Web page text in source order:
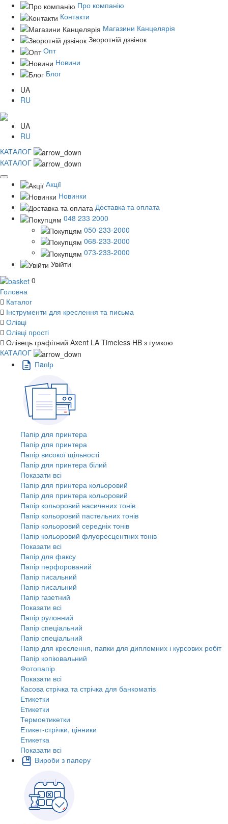
Про компанію
Контакти
Магазини Канцелярія
Зворотній дзвінок
Опт
Новини
Блог
UA
RU
UA
RU
КАТАЛОГ
КАТАЛОГ
Акції
Новинки
Доставка та оплата
048 233 2000
050-233-2000
068-233-2000
073-233-2000
Увійти
0
Головна
Каталог
Інструменти для креслення та письма
Олівці
Олівці прості
Олівець графітний Axent LA Timeless HB з гумкою
КАТАЛОГ
Пaпiр
Папір для принтера
Папір для принтера
Папір високої щільності
Папір для принтера білий
Показати всі
Папір для принтера кольоровий
Папір для принтера кольоровий
Папір кольоровий насичених тонів
Папір кольоровий пастельних тонів
Папір кольоровий середніх тонів
Папір кольоровий флуоресцентних тонів
Показати всі
Папір для факсу
Папір перфорований
Папір писальний
Папір писальний
Папір газетний
Показати всі
Папір рулонний
Папір спеціальний
Папір спеціальний
Папір для креслення, папки для дипломних і курсових робіт
Папір копіювальний
Фотопапір
Показати всі
Касова стрічка та стрічка для банкоматів
Етикетки
Етикетки
Термоетикетки
Етикет-стрічки, цінники
Етикетка
Показати всі
Вироби з паперу